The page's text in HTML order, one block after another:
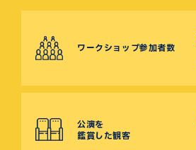
ワークショップ参加者数
公演を
鑑賞した観客